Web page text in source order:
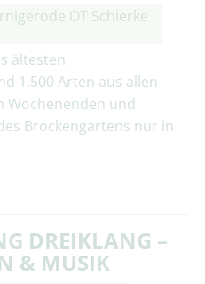
OT Schierke
ältesten
1.500 Arten aus allen
Wochenenden und
Brockengartens nur in
DREIKLANG –
& MUSIK